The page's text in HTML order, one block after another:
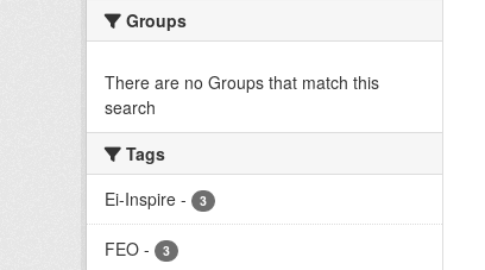
Groups
There are no Groups that match this
search
Tags
Ei-Inspire - 3
FEO - 3